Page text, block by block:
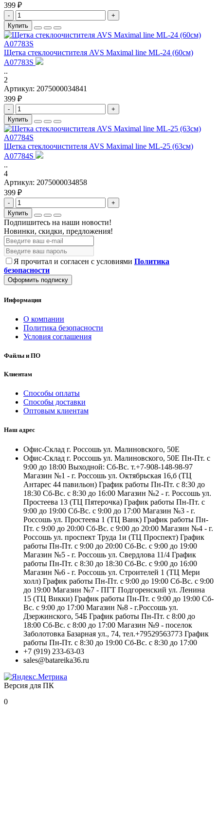
399 ₽
-
+
Купить
Щетка стеклоочистителя AVS Maximal line ML-24 (60см)
A07783S
..
2
Артикул: 2075000034841
399 ₽
-
+
Купить
Щетка стеклоочистителя AVS Maximal line ML-25 (63см)
A07784S
..
4
Артикул: 2075000034858
399 ₽
-
+
Купить
Подпишитесь на наши новости!
Новинки, скидки, предложения!
Я прочитал и согласен с условиями Политика
безопасности
Оформить подписку
Информация
О компании
Политика безопасности
Условия соглашения
Файлы и ПО
Клиентам
Способы оплаты
Способы доставки
Оптовым клиентам
Наш адрес
Офис-Склад г. Россошь ул. Малиновского, 50Е
Офис-Склад г. Россошь ул. Малиновского, 50Е Пн-Пт. с
9:00 до 18:00 Выходной: Сб-Вс. т.+7-908-148-98-97
Магазин №1 - г. Россошь ул. Октябрьская 16,б (ТЦ
Антарес 44 павильон) График работы Пн-Пт. с 8:30 до
18:30 Сб-Вс. с 8:30 до 16:00 Магазин №2 - г. Россошь ул.
Простеева 13 (ТЦ Пятерочка) График работы Пн-Пт. с
9:00 до 19:00 Сб-Вс. с 9:00 до 17:00 Магазин №3 - г.
Россошь ул. Простеева 1 (ТЦ Ванк) График работы Пн-
Пт. с 9:00 до 20:00 Сб-Вс. с 9:00 до 20:00 Магазин №4 - г.
Россошь ул. проспект Труда 1и (ТЦ Проспект) График
работы Пн-Пт. с 9:00 до 20:00 Сб-Вс. с 9:00 до 19:00
Магазин №5 - г. Россошь ул. Свердлова 11/4 График
работы Пн-Пт. с 8:30 до 18:30 Сб-Вс. с 9:00 до 16:00
Магазин №6 - г. Россошь ул. Строителей 1 (ТЦ Мери
холл) График работы Пн-Пт. с 9:00 до 19:00 Сб-Вс. с 9:00
до 19:00 Магазин №7 - ПГТ Подгоренский ул. Ленина
15 (ТЦ Викки) График работы Пн-Пт. с 9:00 до 19:00 Сб-
Вс. с 9:00 до 17:00 Магазин №8 - г.Россошь ул.
Дзержинского, 54Б График работы Пн-Пт. с 8:00 до
18:00 Сб-Вс. с 8:00 до 17:00 Магазин №9 - поселок
Заболотовка Базарная ул., 74, тел.+79529563773 График
работы Пн-Пт. с 8:30 до 19:00 Сб-Вс. с 8:30 до 17:00
+7 (919) 233-63-03
sales@batareika36.ru
Версия для ПК
0